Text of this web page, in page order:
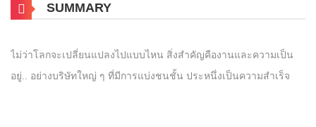
SUMMARY
ไม่ว่าโลกจะเปลี่ยนแปลงไปแบบไหน สิ่งสำคัญคืองานและความเป็น
อยู่.. อย่างบริษัทใหญ่ ๆ ที่มีการแบ่งชนชั้น ประหนึ่งเป็นความสำเร็จ